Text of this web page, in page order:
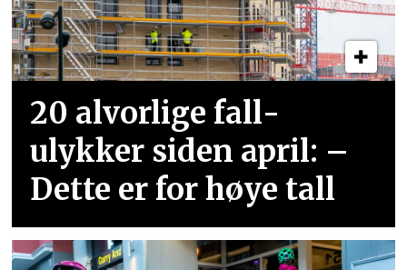
20 alvorlige fall­
ulykker siden april: –
Dette er for høye tall